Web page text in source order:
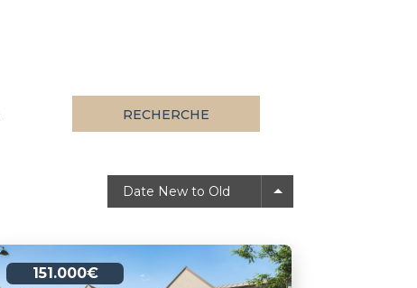
RECHERCHE
Date New to Old
151.000€